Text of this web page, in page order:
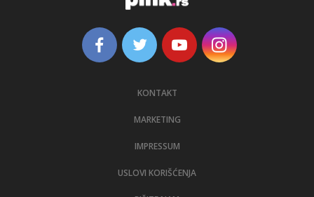
KONTAKT
MARKETING
IMPRESSUM
USLOVI KORIŠĆENJA